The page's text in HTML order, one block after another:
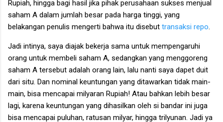
Rupiah, hingga bagi hasil jika pihak perusahaan sukses menjual
saham A dalam jumlah besar pada harga tinggi, yang
belakangan penulis mengerti bahwa itu disebut transaksi repo
Jadi intinya, saya diajak bekerja sama untuk mempengaruhi
orang untuk membeli saham A, sedangkan yang menggoreng
saham A tersebut adalah orang lain, lalu nanti saya dapet duit
dari situ. Dan nominal keuntungan yang ditawarkan tidak main-
main, bisa mencapai milyaran Rupiah! Atau bahkan lebih besar
lagi, karena keuntungan yang dihasilkan oleh si bandar ini juga
bisa mencapai puluhan, ratusan milyar, hingga trilyunan. Jadi ya